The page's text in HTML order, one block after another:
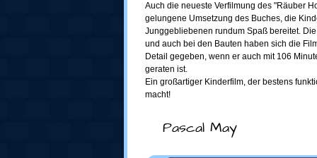
Auch die neueste Verfilmung des "Räuber
gelungene Umsetzung des Buches, die
Junggebliebenen rundum Spaß bereitet.
und auch bei den Bauten haben sich die
Detail gegeben, wenn er auch mit 106
geraten ist.
Ein großartiger Kinderfilm, der bestens
macht!
Pascal May